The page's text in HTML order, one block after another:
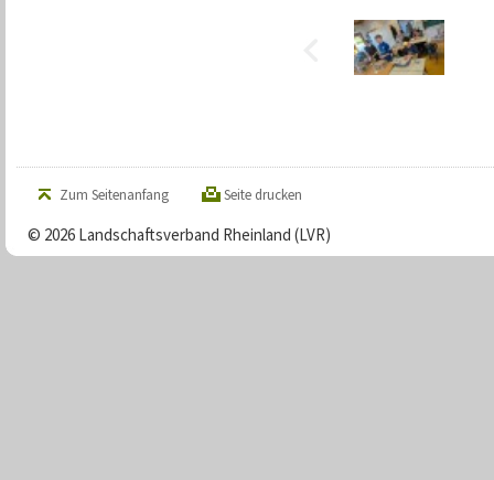
Zum Seitenanfang Seite drucken
© 2026 Landschaftsverband Rheinland (LVR)